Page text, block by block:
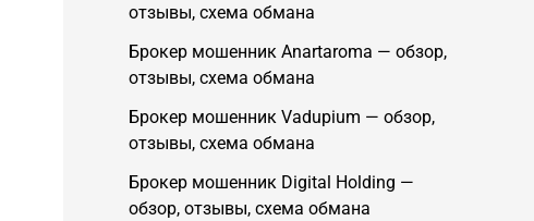
отзывы, схема обмана
Брокер мошенник Anartaroma — обзор,
отзывы, схема обмана
Брокер мошенник Vadupium — обзор,
отзывы, схема обмана
Брокер мошенник Digital Holding —
обзор, отзывы, схема обмана